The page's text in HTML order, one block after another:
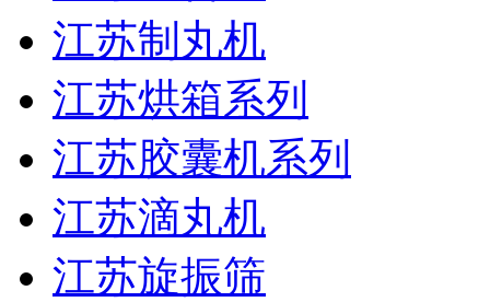
江苏制丸机
江苏烘箱系列
江苏胶囊机系列
江苏滴丸机
江苏旋振筛